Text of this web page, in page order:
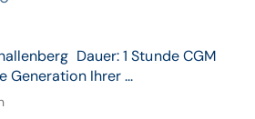
Dauer: 1 Stunde CGM
Generation Ihrer ...